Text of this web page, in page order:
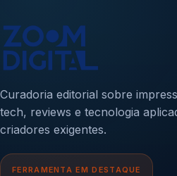
Curadoria editorial sobre
tech, reviews e tecnologia
criadores exigentes.
FERRAMENTA EM DESTAQUE